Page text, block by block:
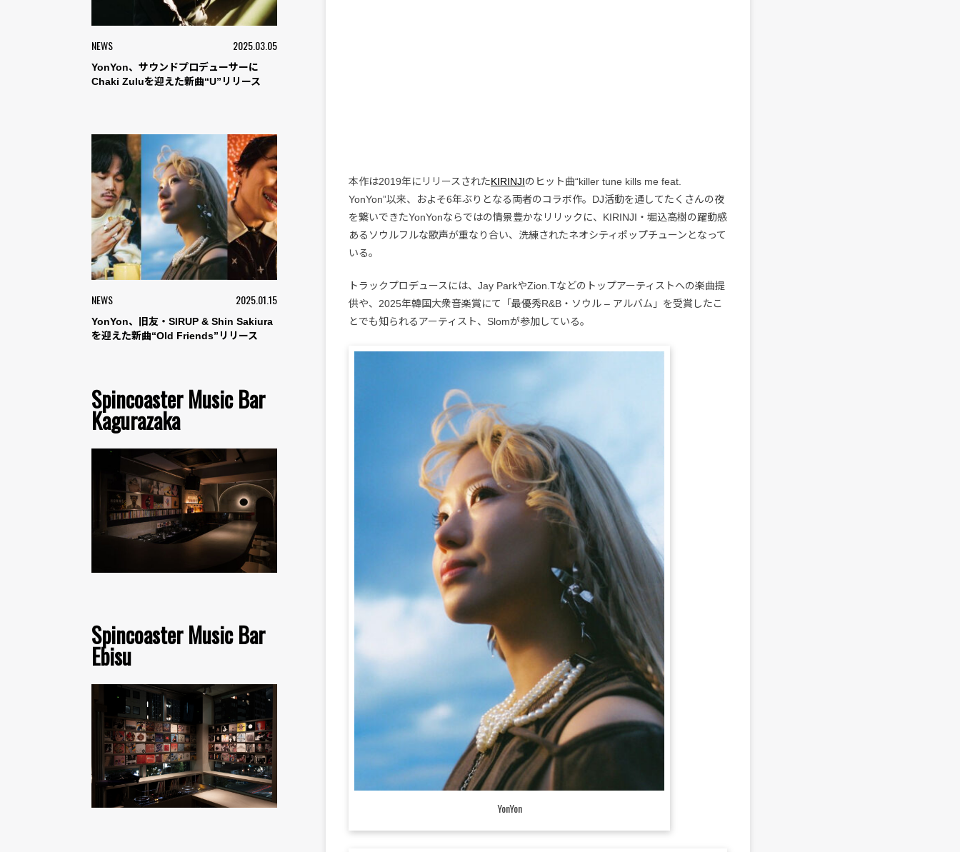
NEWS 2025.03.05
YonYon、サウンドプロデューサーに
Chaki Zuluを迎えた新曲“U”リリース
NEWS 2025.01.15
YonYon、旧友・SIRUP & Shin Sakiura
を迎えた新曲“Old Friends”リリース
Spincoaster Music Bar
Kagurazaka
Spincoaster Music Bar
Ebisu
本作は2019年にリリースされたKIRINJIのヒット曲“killer tune kills me feat.
YonYon”以来、およそ6年ぶりとなる両者のコラボ作。DJ活動を通してたくさんの夜
を繋いできたYonYonならではの情景豊かなリリックに、KIRINJI・堀込高樹の躍動感
あるソウルフルな歌声が重なり合い、洗練されたネオシティポップチューンとなって
いる。
トラックプロデュースには、Jay ParkやZion.Tなどのトップアーティストへの楽曲提
供や、2025年韓国大衆音楽賞にて「最優秀R&B・ソウル – アルバム」を受賞したこ
とでも知られるアーティスト、Slomが参加している。
YonYon